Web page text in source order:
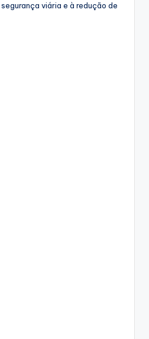
viária e à redução de